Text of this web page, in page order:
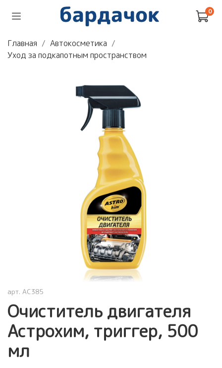
0
Главная
Автокосметика
Уход за подкапотным пространством
арт. AC385
Очиститель двигателя
Астрохим, триггер, 500
мл